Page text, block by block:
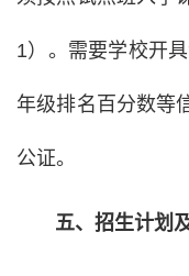
1）。需要学校开
年级排名百分数等
公证。
五、招生计划